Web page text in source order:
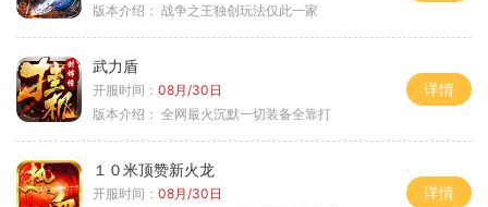
版本介绍： 战争之王独创玩法仅此一家
武力盾
开服时间： 08月/30日
版本介绍： 全网最火沉默一切装备全靠打
详情
１０米顶赞新火龙
开服时间： 08月/30日
详情